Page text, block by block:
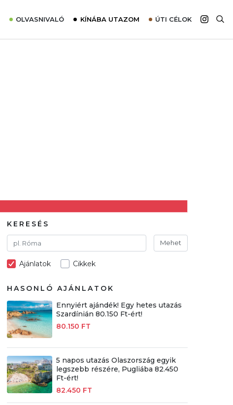
OLVASNIVALÓ KÍNÁBA UTAZOM ÚTI CÉLOK
KERESÉS
Mehet
Ajánlatok Cikkek
HASONLÓ AJÁNLATOK
Ennyiért ajándék! Egy hetes utazás
Szardínián 80.150 Ft-ért!
80.150 FT
5 napos utazás Olaszország egyik
legszebb részére, Pugliába 82.450
Ft-ért!
82.450 FT